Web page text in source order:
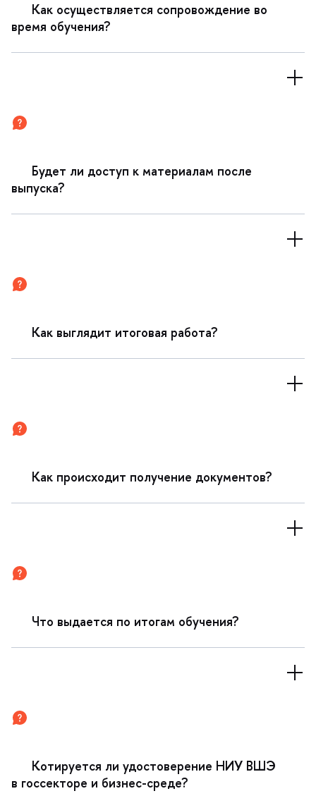
Как осуществляется сопровождение во
ремя обучения?
Будет ли доступ к материалам после
ыпуска?
Как выглядит итоговая работа?
Как происходит получение документов?
Что выдается по итогам обучения?
Котируется ли удостоверение НИУ ВШЭ
оссекторе и бизнес-среде?